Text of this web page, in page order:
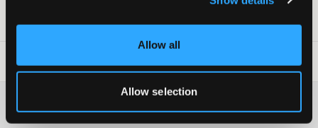
Allow all
Allow selection
Laundry Advice